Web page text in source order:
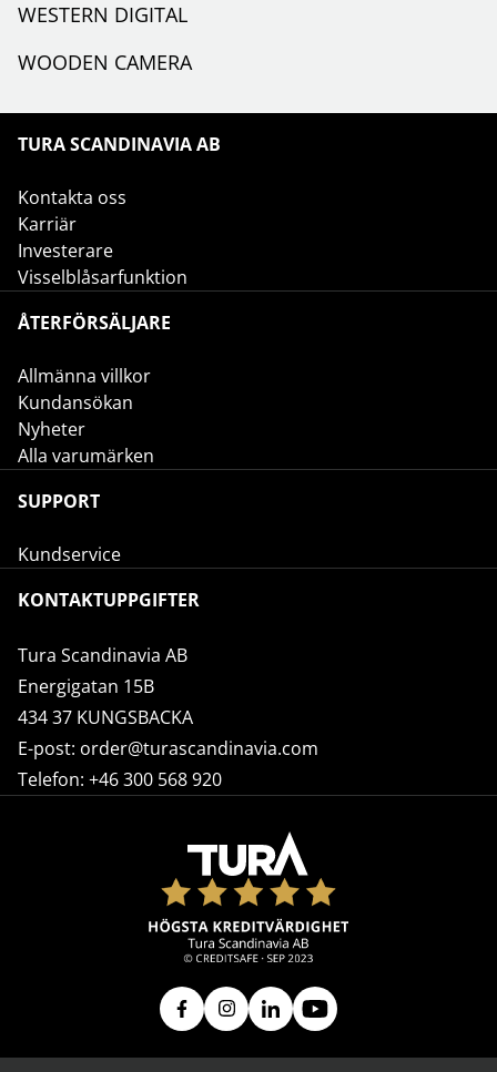
WESTERN DIGITAL
WOODEN CAMERA
TURA SCANDINAVIA AB
Kontakta oss
Karriär
Investerare
Visselblåsarfunktion
ÅTERFÖRSÄLJARE
Allmänna villkor
Kundansökan
Nyheter
Alla varumärken
SUPPORT
Kundservice
KONTAKTUPPGIFTER
Tura Scandinavia AB
Energigatan 15B
434 37 KUNGSBACKA
E-post: order@turascandinavia.com
Telefon: +46 300 568 920